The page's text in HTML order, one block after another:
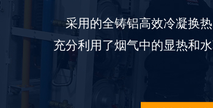
采用的全铸铝高效冷凝换
充分利用了烟气中的显热和